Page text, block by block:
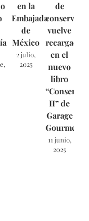
en la
Embajada
de
México
2 julio,
2025
de
conservar
vuelve
recargado
en el
nuevo
libro
“Conservas
II” de
Garage
Gourmet.
11 junio,
2025